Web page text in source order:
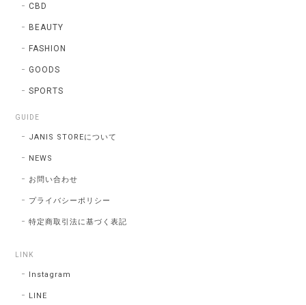
CBD
BEAUTY
FASHION
GOODS
SPORTS
GUIDE
JANIS STOREについて
NEWS
お問い合わせ
プライバシーポリシー
特定商取引法に基づく表記
LINK
Instagram
LINE